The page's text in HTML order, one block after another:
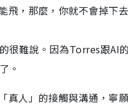
飛，那麼，你就不會掉下
難說。因為Torres跟AI
。
真人」的接觸與溝通，寧